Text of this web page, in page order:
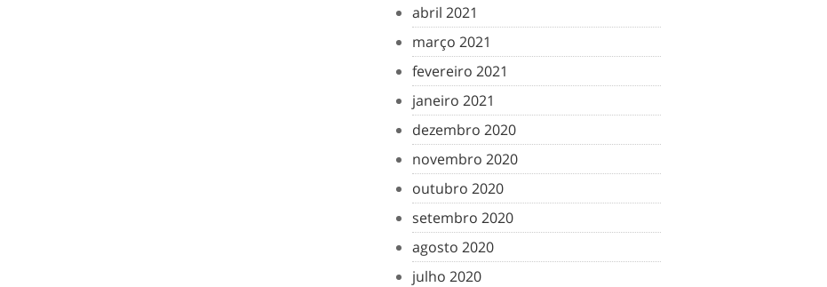
abril 2021
março 2021
fevereiro 2021
janeiro 2021
dezembro 2020
novembro 2020
outubro 2020
setembro 2020
agosto 2020
julho 2020